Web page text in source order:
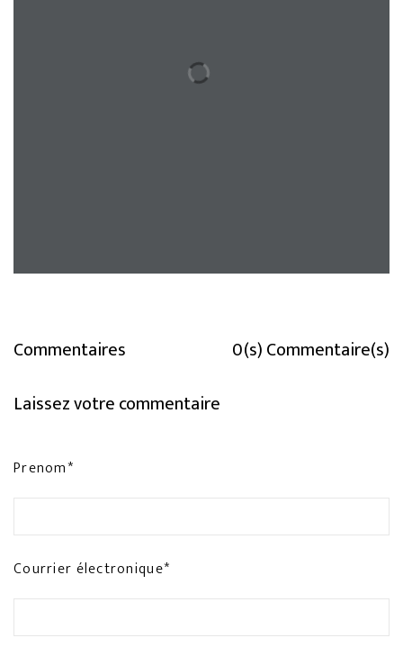
Commentaires
0(s) Commentaire(s)
Laissez votre commentaire
Prenom*
Courrier électronique*